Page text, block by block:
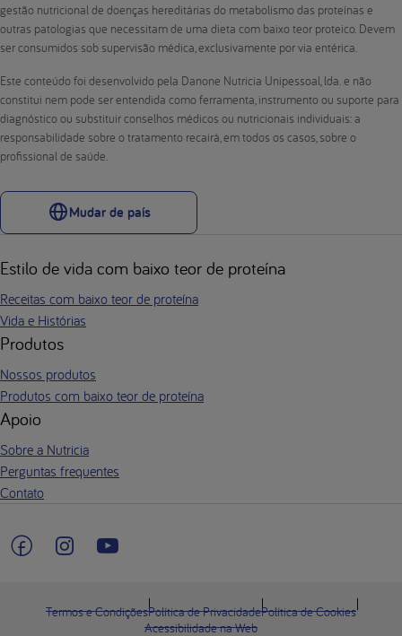
gestão nutricional de doenças hereditárias do metabolismo das proteínas e
outras patologias que necessitam de uma dieta com baixo teor proteico. Devem
ser consumidos sob supervisão médica, exclusivamente por via entérica.
Este conteúdo foi desenvolvido pela Danone Nutricia Unipessoal, lda. e não
constitui nem pode ser entendida como ferramenta, instrumento ou suporte para
diagnóstico ou substituir conselhos médicos ou nutricionais individuais: a
responsabilidade sobre o tratamento recairá, em todos os casos, sobre o
profissional de saúde.
Mudar de país
Estilo de vida com baixo teor de proteína
Receitas com baixo teor de proteína
Vida e Histórias
Produtos
Nossos produtos
Produtos com baixo teor de proteína
Apoio
Sobre a Nutricia
Perguntas frequentes
Contato
Termos e CondiçõesPolítica de PrivacidadePolítica de Cookies
Acessibilidade na Web